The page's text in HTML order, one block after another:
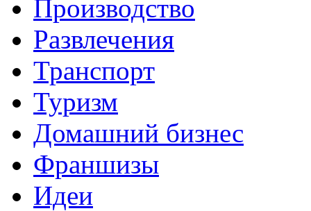
Производство
Развлечения
Транспорт
Туризм
Домашний бизнес
Франшизы
Идеи